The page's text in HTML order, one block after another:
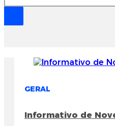
GERAL
Informativo de